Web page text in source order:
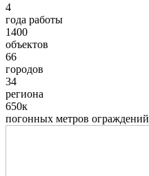
4
года работы
1400
объектов
66
городов
34
региона
650к
погонных метров ограждений